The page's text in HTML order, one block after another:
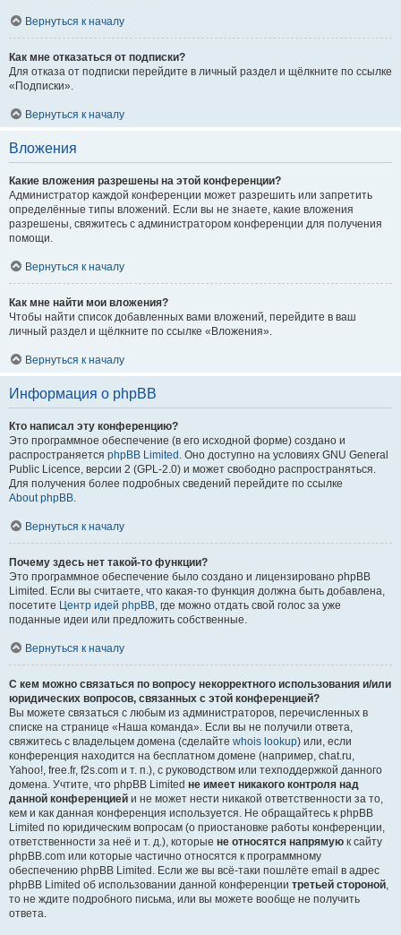
Вернуться к началу
Как мне отказаться от подписки?
Для отказа от подписки перейдите в личный раздел и щёлкните по ссылке
«Подписки».
Вернуться к началу
Вложения
Какие вложения разрешены на этой конференции?
Администратор каждой конференции может разрешить или запретить
определённые типы вложений. Если вы не знаете, какие вложения
разрешены, свяжитесь с администратором конференции для получения
помощи.
Вернуться к началу
Как мне найти мои вложения?
Чтобы найти список добавленных вами вложений, перейдите в ваш
личный раздел и щёлкните по ссылке «Вложения».
Вернуться к началу
Информация о phpBB
Кто написал эту конференцию?
Это программное обеспечение (в его исходной форме) создано и
распространяется phpBB Limited . Оно доступно на условиях GNU General
Public Licence, версии 2 (GPL-2.0) и может свободно распространяться.
Для получения более подробных сведений перейдите по ссылке
About phpBB.
Вернуться к началу
Почему здесь нет такой-то функции?
Это программное обеспечение было создано и лицензировано phpBB
Limited. Если вы считаете, что какая-то функция должна быть добавлена,
посетите Центр идей phpBB, где можно отдать свой голос за уже
поданные идеи или предложить собственные.
Вернуться к началу
С кем можно связаться по вопросу некорректного использования и/или
юридических вопросов, связанных с этой конференцией?
Вы можете связаться с любым из администраторов, перечисленных в
списке на странице «Наша команда». Если вы не получили ответа,
свяжитесь с владельцем домена (сделайте whois lookup) или, если
конференция находится на бесплатном домене (например, chat.ru,
Yahoo!, free.fr, f2s.com и т. п.), с руководством или техподдержкой данного
домена. Учтите, что phpBB Limited не имеет никакого контроля над
данной конференцией и не может нести никакой ответственности за то,
кем и как данная конференция используется. Не обращайтесь к phpBB
Limited по юридическим вопросам (о приостановке работы конференции,
ответственности за неё и т. д.), которые не относятся напрямую к сайту
phpBB.com или которые частично относятся к программному
обеспечению phpBB Limited. Если же вы всё-таки пошлёте email в адрес
phpBB Limited об использовании данной конференции третьей стороной,
то не ждите подробного письма, или вы можете вообще не получить
ответа.